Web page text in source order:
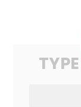
TYPE